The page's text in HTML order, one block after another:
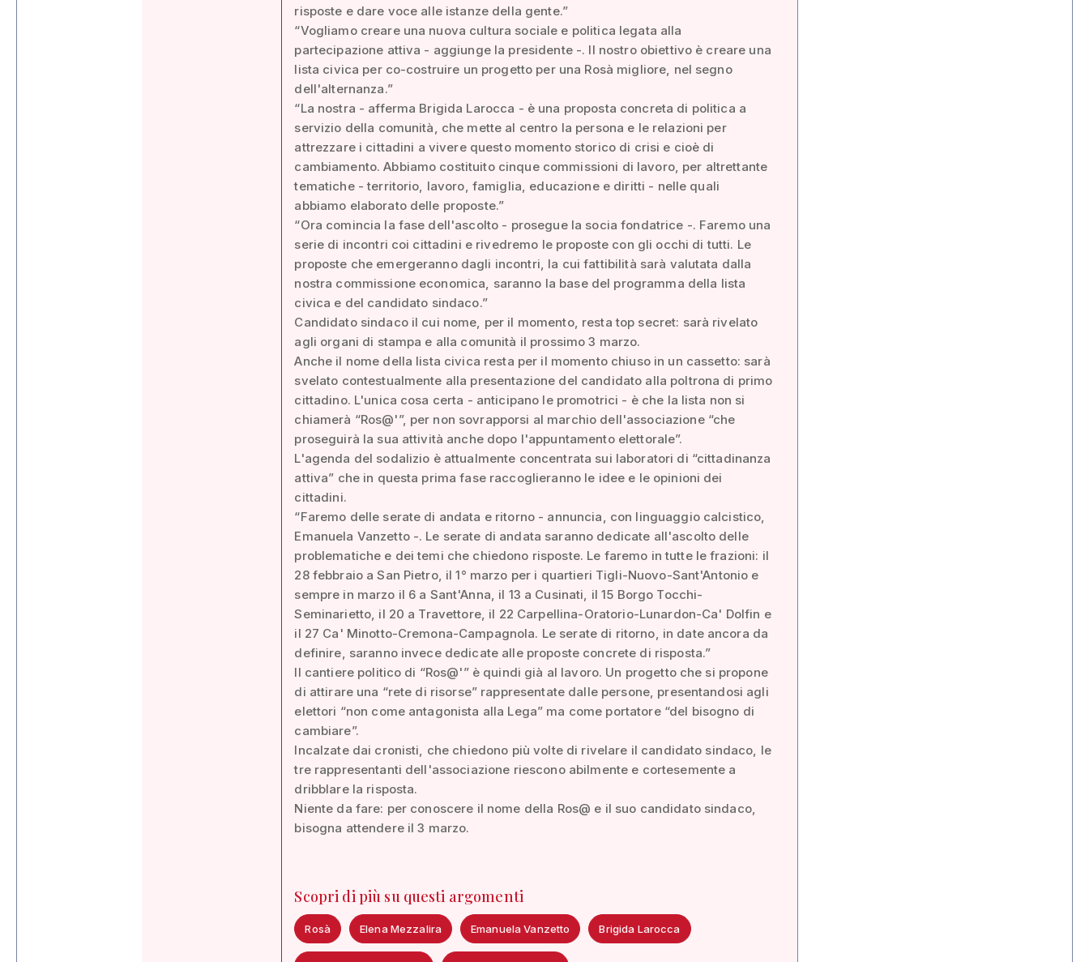
risposte e dare voce alle istanze della gente.”
“Vogliamo creare una nuova cultura sociale e politica legata alla
partecipazione attiva - aggiunge la presidente -. Il nostro obiettivo è creare una
lista civica per co-costruire un progetto per una Rosà migliore, nel segno
dell'alternanza.”
“La nostra - afferma Brigida Larocca - è una proposta concreta di politica a
servizio della comunità, che mette al centro la persona e le relazioni per
attrezzare i cittadini a vivere questo momento storico di crisi e cioè di
cambiamento. Abbiamo costituito cinque commissioni di lavoro, per altrettante
tematiche - territorio, lavoro, famiglia, educazione e diritti - nelle quali
abbiamo elaborato delle proposte.”
“Ora comincia la fase dell'ascolto - prosegue la socia fondatrice -. Faremo una
serie di incontri coi cittadini e rivedremo le proposte con gli occhi di tutti. Le
proposte che emergeranno dagli incontri, la cui fattibilità sarà valutata dalla
nostra commissione economica, saranno la base del programma della lista
civica e del candidato sindaco.”
Candidato sindaco il cui nome, per il momento, resta top secret: sarà rivelato
agli organi di stampa e alla comunità il prossimo 3 marzo.
Anche il nome della lista civica resta per il momento chiuso in un cassetto: sarà
svelato contestualmente alla presentazione del candidato alla poltrona di primo
cittadino. L'unica cosa certa - anticipano le promotrici - è che la lista non si
chiamerà “Ros@'”, per non sovrapporsi al marchio dell'associazione “che
proseguirà la sua attività anche dopo l'appuntamento elettorale”.
L'agenda del sodalizio è attualmente concentrata sui laboratori di “cittadinanza
attiva” che in questa prima fase raccoglieranno le idee e le opinioni dei
cittadini.
“Faremo delle serate di andata e ritorno - annuncia, con linguaggio calcistico,
Emanuela Vanzetto -. Le serate di andata saranno dedicate all'ascolto delle
problematiche e dei temi che chiedono risposte. Le faremo in tutte le frazioni: il
28 febbraio a San Pietro, il 1° marzo per i quartieri Tigli-Nuovo-Sant'Antonio e
sempre in marzo il 6 a Sant'Anna, il 13 a Cusinati, il 15 Borgo Tocchi-
Seminarietto, il 20 a Travettore, il 22 Carpellina-Oratorio-Lunardon-Ca' Dolfin e
il 27 Ca' Minotto-Cremona-Campagnola. Le serate di ritorno, in date ancora da
definire, saranno invece dedicate alle proposte concrete di risposta.”
Il cantiere politico di “Ros@'” è quindi già al lavoro. Un progetto che si propone
di attirare una “rete di risorse” rappresentate dalle persone, presentandosi agli
elettori “non come antagonista alla Lega” ma come portatore “del bisogno di
cambiare”.
Incalzate dai cronisti, che chiedono più volte di rivelare il candidato sindaco, le
tre rappresentanti dell'associazione riescono abilmente e cortesemente a
dribblare la risposta.
Niente da fare: per conoscere il nome della Ros@ e il suo candidato sindaco,
bisogna attendere il 3 marzo.
Scopri di più su questi argomenti
Rosà Elena Mezzalira Emanuela Vanzetto Brigida Larocca